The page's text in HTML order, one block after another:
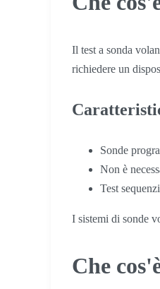
Il test a sonda
richiedere un
Sonde
Non è
Test
I sistemi di sonde
Che